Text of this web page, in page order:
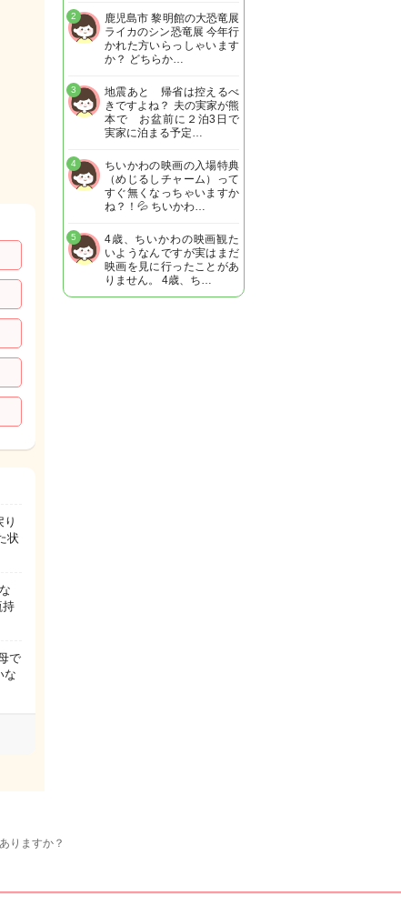
状
持
で
な
鹿児島市 黎明館の大恐竜展
ライカのシン恐竜展 今年行
かれた方いらっしゃいます
か？ どちらか…
2
地震あと 帰省は控えるべ
きですよね？ 夫の実家が熊
本で お盆前に２泊3日で
実家に泊まる予定…
3
ちいかわの映画の入場特典
（めじるしチャーム）って
すぐ無くなっちゃいますか
ね？！💦 ちいかわ…
4
4歳、ちいかわの映画観た
いようなんですが実はまだ
映画を見に行ったことがあ
りません。 4歳、ち…
5
りますか？